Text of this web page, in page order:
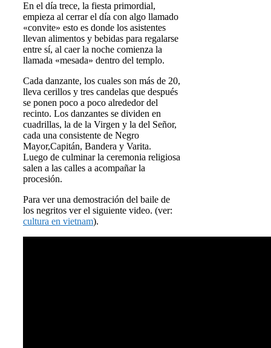
En el día trece, la fiesta primordial,
empieza al cerrar el día con algo llamado
«convite» esto es donde los asistentes
llevan alimentos y bebidas para regalarse
entre sí, al caer la noche comienza la
llamada «mesada» dentro del templo.
Cada danzante, los cuales son más de 20,
lleva cerillos y tres candelas que después
se ponen poco a poco alrededor del
recinto. Los danzantes se dividen en
cuadrillas, la de la Virgen y la del Señor,
cada una consistente de Negro
Mayor,Capitán, Bandera y Varita.
Luego de culminar la ceremonia religiosa
salen a las calles a acompañar la
procesión.
Para ver una demostración del baile de
los negritos ver el siguiente video. (ver:
cultura en vietnam).